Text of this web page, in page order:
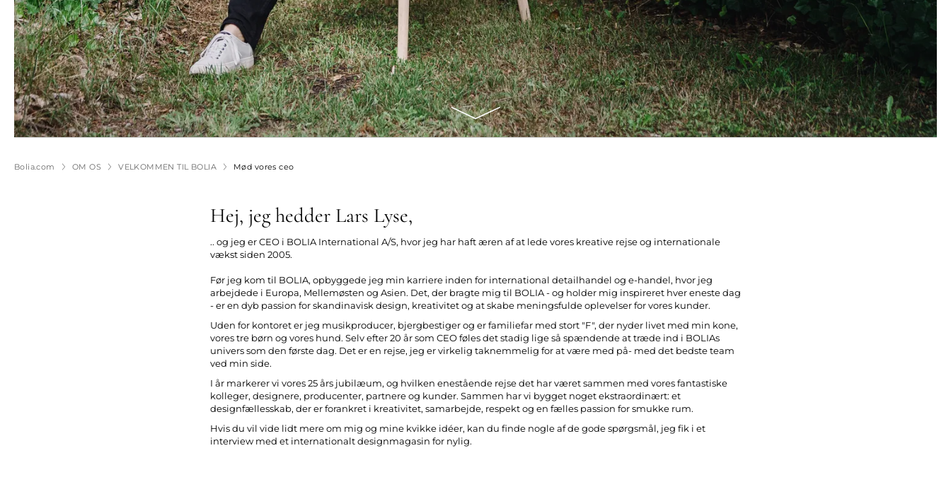
Bolia.com OM OS VELKOMMEN TIL BOLIA Mød vores ceo
Hej, jeg hedder Lars Lyse,
.. og jeg er CEO i BOLIA International A/S, hvor jeg har haft æren af at lede vores kreative rejse og internationale
vækst siden 2005.
Før jeg kom til BOLIA, opbyggede jeg min karriere inden for international detailhandel og e-handel, hvor jeg
arbejdede i Europa, Mellemøsten og Asien. Det, der bragte mig til BOLIA - og holder mig inspireret hver eneste dag
- er en dyb passion for skandinavisk design, kreativitet og at skabe meningsfulde oplevelser for vores kunder.
Uden for kontoret er jeg musikproducer, bjergbestiger og er familiefar med stort "F", der nyder livet med min kone,
vores tre børn og vores hund. Selv efter 20 år som CEO føles det stadig lige så spændende at træde ind i BOLIAs
univers som den første dag. Det er en rejse, jeg er virkelig taknemmelig for at være med på- med det bedste team
ved min side.
I år markerer vi vores 25 års jubilæum, og hvilken enestående rejse det har været sammen med vores fantastiske
kolleger, designere, producenter, partnere og kunder. Sammen har vi bygget noget ekstraordinært: et
designfællesskab, der er forankret i kreativitet, samarbejde, respekt og en fælles passion for smukke rum.
Hvis du vil vide lidt mere om mig og mine kvikke idéer, kan du finde nogle af de gode spørgsmål, jeg fik i et
interview med et internationalt designmagasin for nylig.